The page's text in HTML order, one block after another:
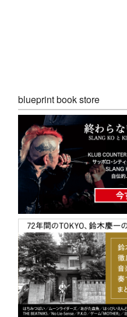
blueprint book store